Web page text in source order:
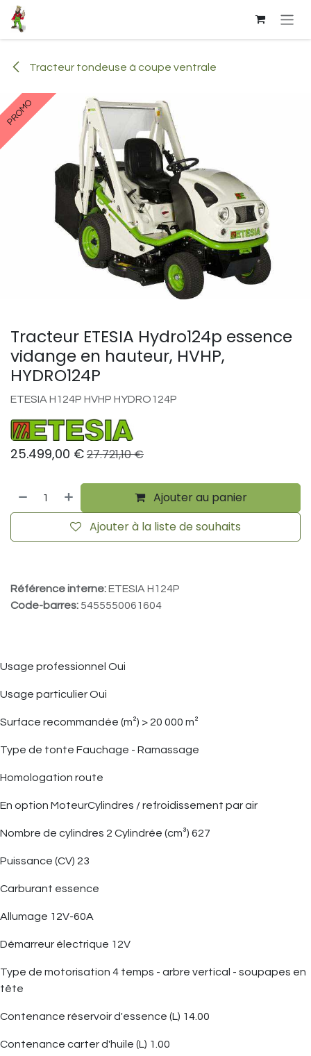
Se rendre au contenu
Tracteur tondeuse à coupe ventrale
PROMO
Tracteur ETESIA Hydro124p essence
vidange en hauteur, HVHP,
HYDRO124P
ETESIA H124P HVHP HYDRO124P
25.499,00 €27.721,10€
Ajouter au panier
Ajouter à la liste de souhaits
Référence interne:ETESIA H124P
Code-barres:5455550061604
Usage professionnel Oui
Usage particulier Oui
Surface recommandée (m²) > 20 000 m²
Type de tonte Fauchage - Ramassage
Homologation route
En option MoteurCylindres / refroidissement par air
Nombre de cylindres 2 Cylindrée (cm³) 627
Puissance (CV) 23
Carburant essence
Allumage 12V-60A
Démarreur électrique 12V
Type de motorisation 4 temps - arbre vertical - soupapes en
tête
Contenance réservoir d'essence (L) 14.00
Contenance carter d'huile (L) 1.00